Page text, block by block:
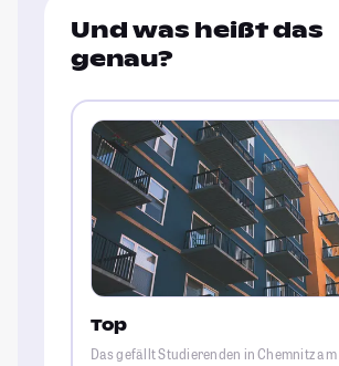
Und was heißt das
genau?
Top
Das gefällt Studierenden in Chemnitz